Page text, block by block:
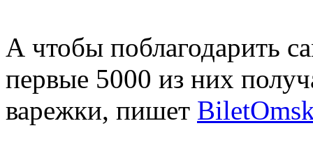
А чтобы поблагодарить
первые 5000 из них
варежки, пишет